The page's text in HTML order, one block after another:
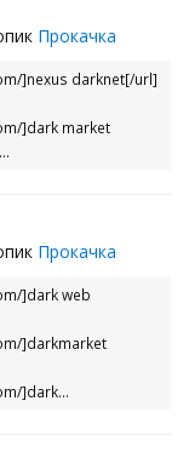
Прокачка
]nexus darknet[/url]
]dark market
Прокачка
]dark web
]darkmarket
]dark...